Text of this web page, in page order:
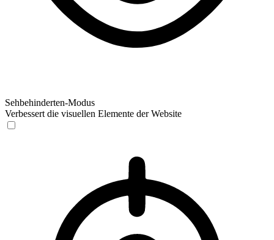
Sehbehinderten-Modus
Verbessert die visuellen Elemente der Website